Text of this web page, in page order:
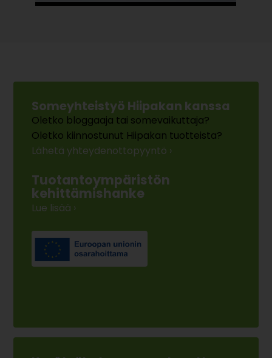
Someyhteistyö Hiipakan kanssa
Oletko bloggaaja tai somevaikuttaja?
Oletko kiinnostunut Hiipakan tuotteista?
Lähetä yhteydenottopyyntö ›
Tuotantoympäristön
kehittämishanke
Lue lisää ›